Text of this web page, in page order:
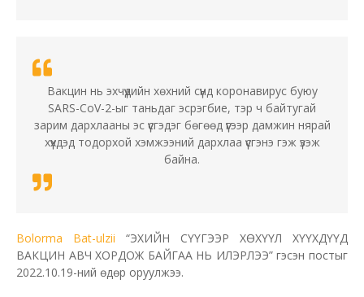
Вакцин нь эхчүүдийн хөхний сүүнд коронавирус буюу
SARS-CoV-2-ыг таньдаг эсрэгбие, тэр ч байтугай
зарим дархлааны эс үүсгэдэг бөгөөд үүгээр дамжин нярай
хүүхдэд тодорхой хэмжээний дархлаа үүсгэнэ гэж үзэж
байна.
Bolorma Bat-ulzii “ЭХИЙН СҮҮГЭЭР ХӨХҮҮЛ ХҮҮХДҮҮД
ВАКЦИН АВЧ ХОРДОЖ БАЙГАА НЬ ИЛЭРЛЭЭ” гэсэн постыг
2022.10.19-ний өдөр оруулжээ.